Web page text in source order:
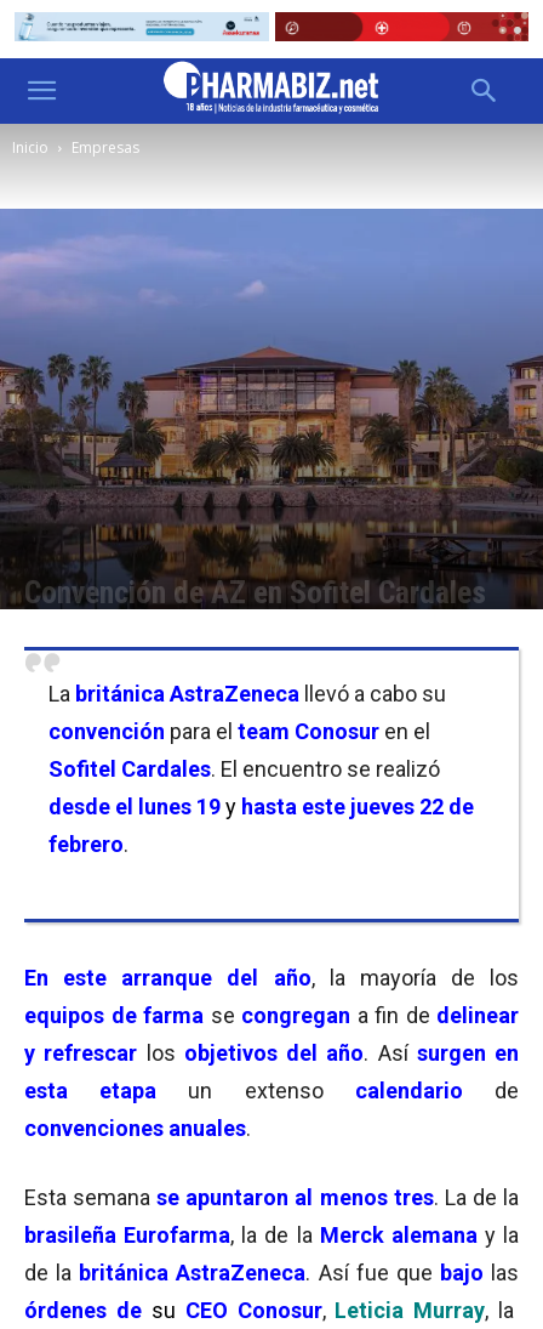
Inicio Empresas
Convención de AZ en Sofitel Cardales
La británica AstraZeneca llevó a cabo su
convención para el team Conosur en el
Sofitel Cardales. El encuentro se realizó
desde el lunes 19y hasta este jueves 22 de
febrero.
En este arranque del año, la mayoría de los
equipos de farma se congregan a fin de delinear
y refrescar
los objetivos del año. Así surgen en
esta etapa un extenso calendario de
convenciones anuales.
Esta semanase apuntaron al menos tres. La de la
brasileña Eurofarma, la de la Merck alemana y la
de la británica AstraZeneca. Así fue que bajo las
órdenes de su CEO Conosur, Leticia Murray, la